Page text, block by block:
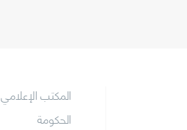
المكتب الإعلامي
الحكومة